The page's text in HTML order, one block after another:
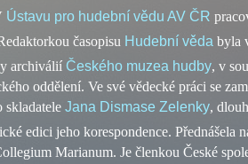
Ústavu pro hudební vědu AV ČR
časopisu Hudební věda byla
archiválií Českého muzea hudby, v
oddělení. Ve své vědecké práci se
skladatele Jana Dismase Zelenky,
edici jeho korespondence. Přednášela
Marianum. Je členkou České